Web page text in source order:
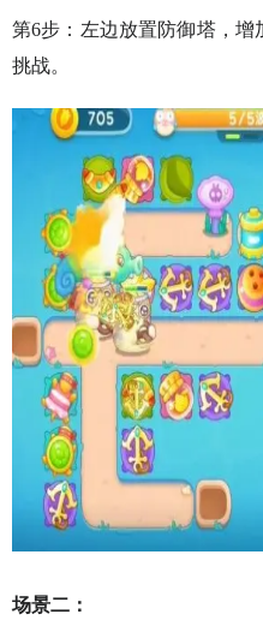
第6步：左边放置防御塔，
挑战。
场景二：